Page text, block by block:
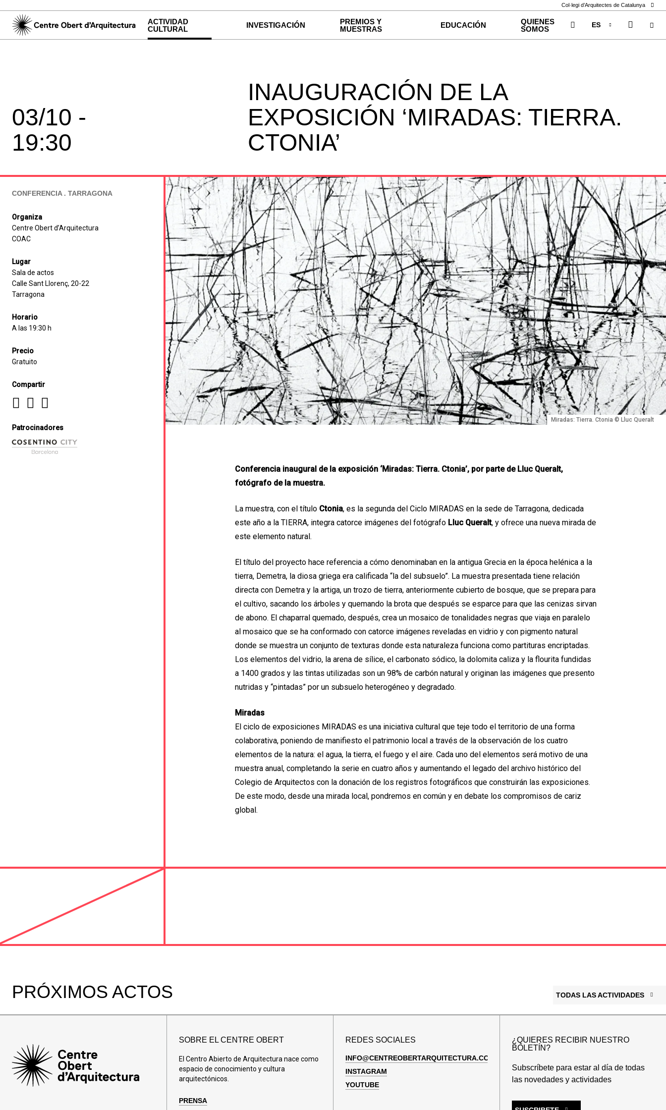
Col·legi d’Arquitectes de Catalunya
ACTIVIDAD
CULTURAL
INVESTIGACIÓN
PREMIOS Y
MUESTRAS
EDUCACIÓN
QUIENES
SOMOS
ES
EN
03/10 -
19:30
INAUGURACIÓN DE LA
EXPOSICIÓN ‘MIRADAS: TIERRA.
CTONIA’
CONFERENCIA . TARRAGONA
Organiza
Centre Obert d’Arquitectura
COAC
Lugar
Sala de actos
Calle Sant Llorenç, 20-22
Tarragona
Horario
A las 19:30 h
Precio
Gratuito
Compartir
Patrocinadores
Miradas: Tierra. Ctonia © Lluc Queralt
Conferencia inaugural de la exposición ‘Miradas: Tierra. Ctonia’, por parte de Lluc Queralt,
fotógrafo de la muestra.
La muestra, con el título Ctonia, es la segunda del Ciclo MIRADAS en la sede de Tarragona, dedicada
este año a la TIERRA, integra catorce imágenes del fotógrafo Lluc Queralt, y ofrece una nueva mirada de
este elemento natural.
El título del proyecto hace referencia a cómo denominaban en la antigua Grecia en la época helénica a la
tierra, Demetra, la diosa griega era calificada “la del subsuelo”. La muestra presentada tiene relación
directa con Demetra y la artiga, un trozo de tierra, anteriormente cubierto de bosque, que se prepara para
el cultivo, sacando los árboles y quemando la brota que después se esparce para que las cenizas sirvan
de abono. El chaparral quemado, después, crea un mosaico de tonalidades negras que viaja en paralelo
al mosaico que se ha conformado con catorce imágenes reveladas en vidrio y con pigmento natural
donde se muestra un conjunto de texturas donde esta naturaleza funciona como partituras encriptadas.
Los elementos del vidrio, la arena de sílice, el carbonato sódico, la dolomita caliza y la flourita fundidas
a 1400 grados y las tintas utilizadas son un 98% de carbón natural y originan las imágenes que presento
nutridas y “pintadas” por un subsuelo heterogéneo y degradado.
Miradas
El ciclo de exposiciones MIRADAS es una iniciativa cultural que teje todo el territorio de una forma
colaborativa, poniendo de manifiesto el patrimonio local a través de la observación de los cuatro
elementos de la natura: el agua, la tierra, el fuego y el aire. Cada uno del elementos será motivo de una
muestra anual, completando la serie en cuatro años y aumentando el legado del archivo histórico del
Colegio de Arquitectos con la donación de los registros fotográficos que construirán las exposiciones.
De este modo, desde una mirada local, pondremos en común y en debate los compromisos de cariz
global.
PRÓXIMOS ACTOS TODAS LAS ACTIVIDADES
SOBRE EL CENTRE OBERT
El Centro Abierto de Arquitectura nace como
espacio de conocimiento y cultura
arquitectónicos.
PRENSA
REDES SOCIALES
INFO@CENTREOBERTARQUITECTURA.COM
INSTAGRAM
YOUTUBE
¿QUIERES RECIBIR NUESTRO
BOLETÍN?
Subscríbete para estar al día de todas
las novedades y actividades